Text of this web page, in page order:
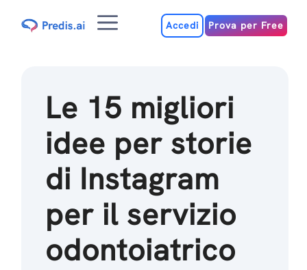
MenuAccedi Prova per Free
Le 15 migliori
idee per storie
di Instagram
per il servizio
odontoiatrico